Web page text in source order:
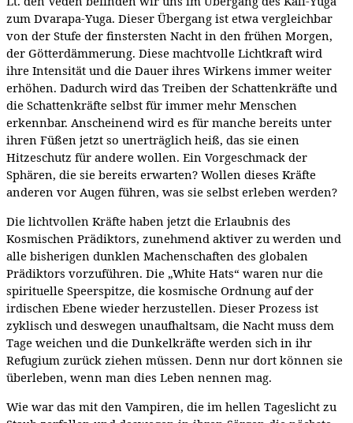
zum Dvarapa-Yuga. Dieser Übergang ist etwa vergleichbar
von der Stufe der finstersten Nacht in den frühen Morgen,
der Götterdämmerung. Diese machtvolle Lichtkraft wird
ihre Intensität und die Dauer ihres Wirkens immer weiter
erhöhen. Dadurch wird das Treiben der Schattenkräfte und
die Schattenkräfte selbst für immer mehr Menschen
erkennbar. Anscheinend wird es für manche bereits unter
ihren Füßen jetzt so unerträglich heiß, das sie einen
Hitzeschutz für andere wollen. Ein Vorgeschmack der
Sphären, die sie bereits erwarten? Wollen dieses Kräfte
anderen vor Augen führen, was sie selbst erleben werden?
Die lichtvollen Kräfte haben jetzt die Erlaubnis des
Kosmischen Prädiktors, zunehmend aktiver zu werden und
alle bisherigen dunklen Machenschaften des globalen
Prädiktors vorzuführen. Die „White Hats“ waren nur die
spirituelle Speerspitze, die kosmische Ordnung auf der
irdischen Ebene wieder herzustellen. Dieser Prozess ist
zyklisch und deswegen unaufhaltsam, die Nacht muss dem
Tage weichen und die Dunkelkräfte werden sich in ihr
Refugium zurück ziehen müssen. Denn nur dort können sie
überleben, wenn man dies Leben nennen mag.
Wie war das mit den Vampiren, die im hellen Tageslicht zu